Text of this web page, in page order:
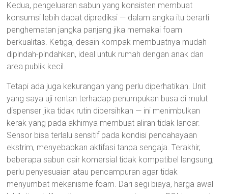
Kedua, pengeluaran sabun yang konsisten membuat
konsumsi lebih dapat diprediksi — dalam angka itu berarti
penghematan jangka panjang jika memakai foam
berkualitas. Ketiga, desain kompak membuatnya mudah
dipindah-pindahkan, ideal untuk rumah dengan anak dan
area publik kecil.
Tetapi ada juga kekurangan yang perlu diperhatikan. Unit
yang saya uji rentan terhadap penumpukan busa di mulut
dispenser jika tidak rutin dibersihkan — ini menimbulkan
kerak yang pada akhirnya membuat aliran tidak lancar.
Sensor bisa terlalu sensitif pada kondisi pencahayaan
ekstrim, menyebabkan aktifasi tanpa sengaja. Terakhir,
beberapa sabun cair komersial tidak kompatibel langsung;
perlu penyesuaian atau pencampuran agar tidak
menyumbat mekanisme foam. Dari segi biaya, harga awal